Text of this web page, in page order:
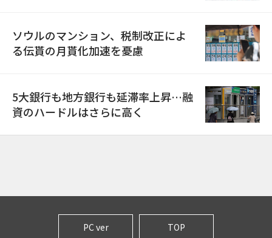
ソウルのマンション、税制改正によ
る伝貰の月貰化加速を憂慮
5大銀行も地方銀行も延滞率上昇…融
資のハードルはさらに高く
PC ver TOP